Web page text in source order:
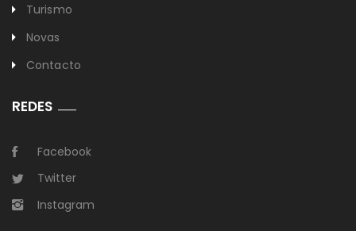
Turismo
Novas
Contacto
REDES
Facebook
Twitter
Instagram